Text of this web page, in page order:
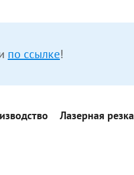
по ссылке!
Лазерная резка